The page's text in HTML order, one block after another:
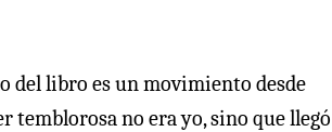
del libro es un movimiento desde
temblorosa no era yo, sino que llegó